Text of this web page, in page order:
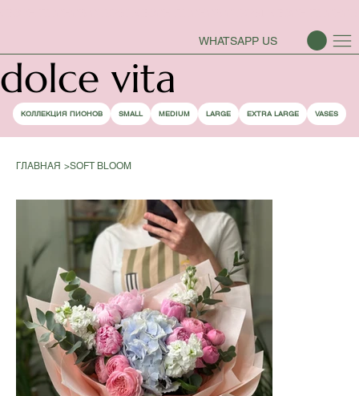
WHATSAPP US
dolce vita
КОЛЛЕКЦИЯ ПИОНОВ SMALL MEDIUM LARGE EXTRA LARGE VASES
ГЛАВНАЯ >SOFT BLOOM